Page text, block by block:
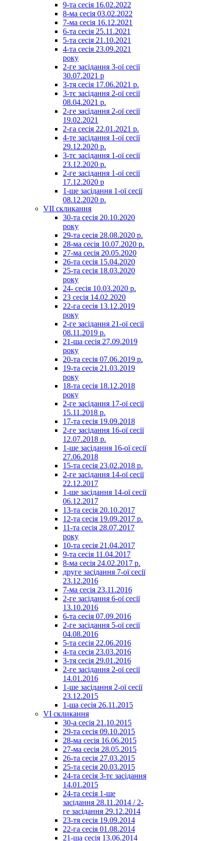
9-та сесія 16.02.2022
8-ма сесія 03.02.2022
7-ма сесія 16.12.2021
6-та сесія 25.11.2021
5-та сесія 21.10.2021
4-та сесія 23.09.2021
року
2-ге засідання 3-ої сесії
30.07.2021 р
3-тя сесія 17.06.2021 р.
3-тє засідання 2-ої сесії
08.04.2021 р.
2-ге засідання 2-ої сесії
19.02.2021
2-га сесія 22.01.2021 р.
4-те засідання 1-ої сесії
29.12.2020 р.
3-тє засідання 1-ої сесії
23.12.2020 р.
2-ге засідання 1-ої сесії
17.12.2020 р
1-ше засідання 1-ої сесії
08.12.2020 р.
VII скликання
30-та сесія 20.10.2020
року
29-та сесія 28.08.2020 р.
28-ма сесія 10.07.2020 р.
27-ма сесія 20.05.2020
26-та сесія 15.04.2020
25-та сесія 18.03.2020
року
24- сесія 10.03.2020 р.
23 сесія 14.02.2020
22-га сесія 13.12.2019
року
2-ге засідання 21-ої сесії
08.11.2019 р.
21-ша сесія 27.09.2019
року
20-та сесія 07.06.2019 р.
19-та сесія 21.03.2019
року
18-та сесія 18.12.2018
року
2-ге засідання 17-ої сесії
15.11.2018 р.
17-та сесія 19.09.2018
2-ге засідання 16-ої сесії
12.07.2018 р.
1-ше засідання 16-ої сесії
27.06.2018
15-та сесія 23.02.2018 р.
2-ге засідання 14-ої сесії
22.12.2017
1-ше засідання 14-ої сесії
06.12.2017
13-та сесія 20.10.2017
12-та сесія 19.09.2017 р.
11-та сесія 28.07.2017
року
10-та сесія 21.04.2017
9-та сесія 11.04.2017
8-ма сесія 24.02.2017 р.
друге засідання 7-ої сесії
23.12.2016
7-ма сесія 23.11.2016
2-ге засідання 6-ої сесії
13.10.2016
6-та сесія 07.09.2016
2-ге засідання 5-ої сесії
04.08.2016
5-та сесія 22.06.2016
4-та сесія 23.03.2016
3-тя сесія 29.01.2016
2-ге засідання 2-ої сесії
14.01.2016
1-ше засідання 2-ої сесії
23.12.2015
1-ша сесія 26.11.2015
VI скликання
30-а сесія 21.10.2015
29-та сесія 09.10.2015
28-ма сесія 16.06.2015
27-ма сесія 28.05.2015
26-та сесія 27.03.2015
25-та сесія 20.03.2015
24-та сесія 3-тє засідання
14.01.2015
24-та сесія 1-ше
засідання 28.11.2014 / 2-
ге засідання 29.12.2014
23-тя сесія 19.09.2014
22-га сесія 01.08.2014
21-ша сесія 13.06.2014